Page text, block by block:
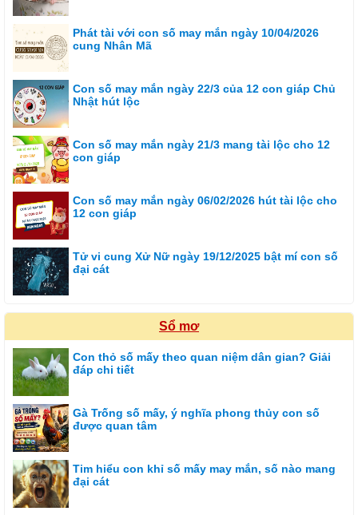
Phát tài với con số may mắn ngày 10/04/2026
cung Nhân Mã
Con số may mắn ngày 22/3 của 12 con giáp Chủ
Nhật hút lộc
Con số may mắn ngày 21/3 mang tài lộc cho 12
con giáp
Con số may mắn ngày 06/02/2026 hút tài lộc cho
12 con giáp
Tử vi cung Xử Nữ ngày 19/12/2025 bật mí con số
đại cát
Sổ mơ
Con thỏ số mấy theo quan niệm dân gian? Giải
đáp chi tiết
Gà Trống số mấy, ý nghĩa phong thủy con số
được quan tâm
Tim hiểu con khỉ số mấy may mắn, số nào mang
đại cát